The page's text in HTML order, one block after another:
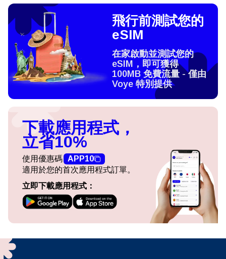
飛行前測試您的
eSIM
在家啟動並測試您的
eSIM，即可獲得
100MB 免費流量 - 僅由
Voye 特別提供
下載應用程式，
立省10%
使用優惠碼 APP10
適用於您的首次應用程式訂單。
立即下載應用程式：